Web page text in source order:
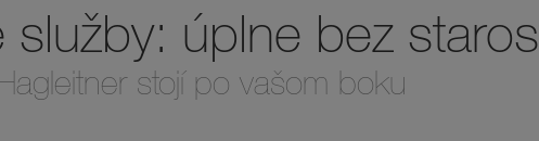
služby: úplne bez
stojí po vašom boku